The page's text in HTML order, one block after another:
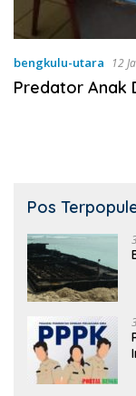
bengkulu-utara 12
Predator Anak
Pos